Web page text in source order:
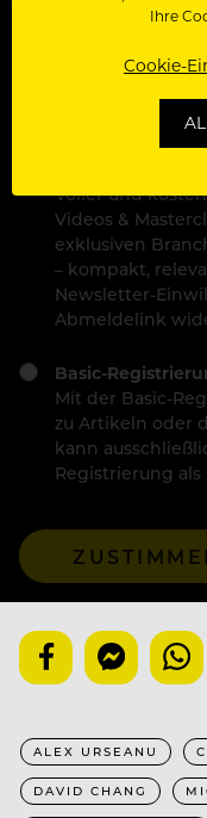
Wähle deinen
Voller und
Videos &
exklusiven
– kompakt,
Newsletter-
Abmeldelink
Basic-
Mit der Basic-
zu Artikeln oder
kann
Registrierung
ALEX URSEANU
DAVID CHANG
Ihre
Cookie-